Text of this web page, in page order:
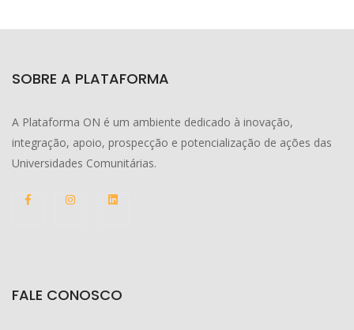
SOBRE A PLATAFORMA
A Plataforma ON é um ambiente dedicado à inovação,
integração, apoio, prospecção e potencialização de ações das
Universidades Comunitárias.
FALE CONOSCO